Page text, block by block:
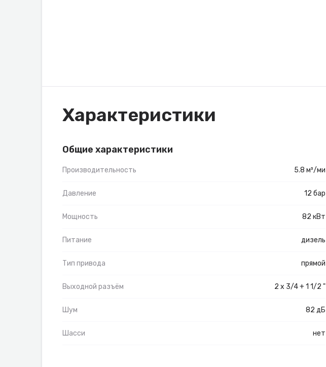
Характеристики
Общие характеристики
Производительность 5.8 м³/ми
Давление 12 бар
Мощность 82 кВт
Питание дизель
Тип привода прямой
Выходной разъём 2 x 3/4 + 1 1/2 "
Шум 82 дБ
Шасси нет